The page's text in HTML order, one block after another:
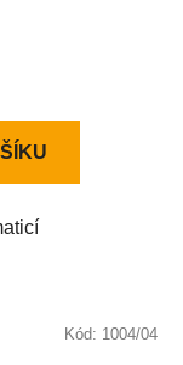
Kód: 1004/04